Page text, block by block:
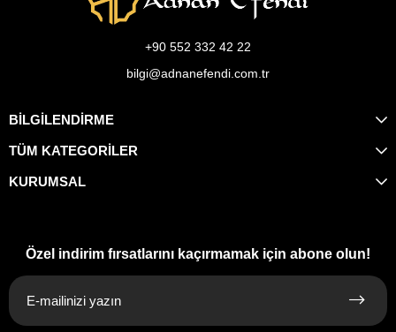
+90 552 332 42 22
bilgi@adnanefendi.com.tr
BİLGİLENDİRME
TÜM KATEGORİLER
KURUMSAL
Özel indirim fırsatlarını kaçırmamak için abone olun!